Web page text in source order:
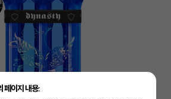
이지 내용: